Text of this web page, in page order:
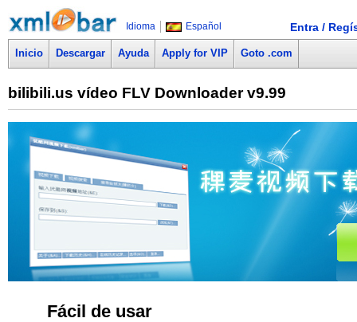
Idioma Español Entra /
Inicio Descargar Ayuda Apply for VIP Goto .com
bilibili.us vídeo FLV Downloader v9.99
Fácil de usar